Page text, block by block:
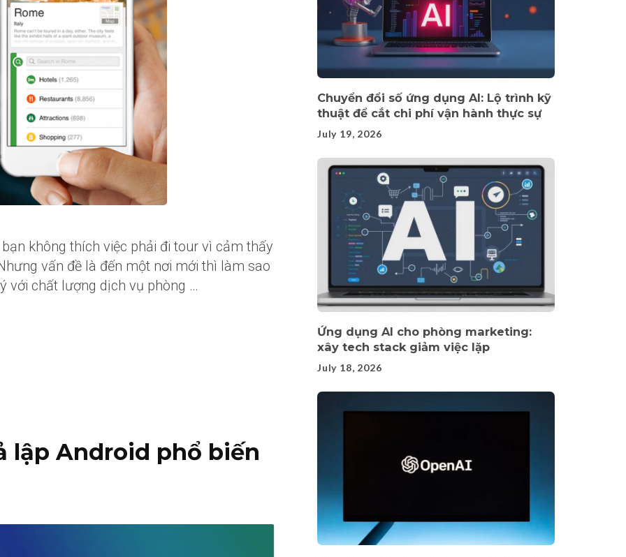
không thích việc phải đi tour vì cảm thấy
vấn đề là đến một nơi mới thì làm sao
với chất lượng dịch vụ phòng …
lập Android phổ biến
Chuyển đổi số ứng dụng AI: Lộ trình kỹ
thuật để cắt chi phí vận hành thực sự
July 19, 2026
Ứng dụng AI cho phòng marketing:
xây tech stack giảm việc lặp
July 18, 2026